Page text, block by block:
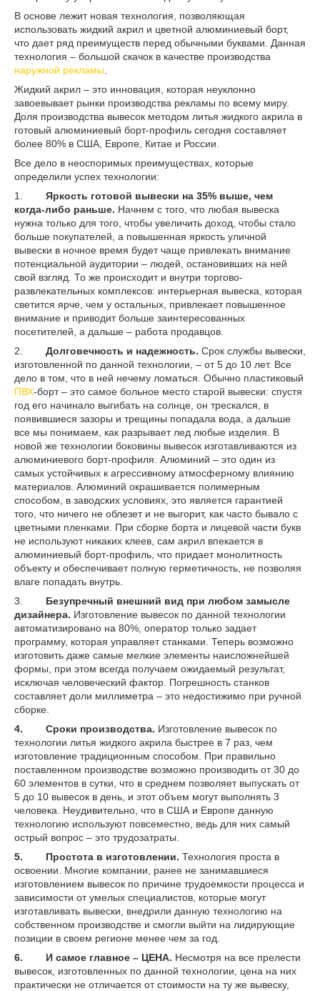
В основе лежит новая технология, позволяющая
использовать жидкий акрил и цветной алюминиевый борт,
что дает ряд преимуществ перед обычными буквами. Данная
технология – большой скачок в качестве производства
наружной рекламы
Жидкий акрил – это инновация, которая неуклонно
завоевывает рынки производства рекламы по всему миру.
Доля производства вывесок методом литья жидкого акрила в
готовый алюминиевый борт-профиль сегодня составляет
более 80% в США, Европе, Китае и России.
Все дело в неоспоримых преимуществах, которые
определили успех технологии:
1.
Яркость готовой вывески на 35% выше, чем
когда-либо раньше. Начнем с того, что любая вывеска
нужна только для того, чтобы увеличить доход, чтобы стало
больше покупателей, а повышенная яркость уличной
вывески в ночное время будет чаще привлекать внимание
потенциальной аудитории – людей, остановивших на ней
свой взгляд. То же происходит и внутри торгово-
развлекательных комплексов: интерьерная вывеска, которая
светится ярче, чем у остальных, привлекает повышенное
внимание и приводит больше заинтересованных
посетителей, а дальше – работа продавцов.
2.
Долговечность и надежность. Срок службы вывески,
изготовленной по данной технологии, – от 5 до 10 лет. Все
дело в том, что в ней нечему ломаться. Обычно пластиковый
ПВХ-борт – это самое больное место старой вывески: спустя
год его начинало выгибать на солнце, он трескался, в
появившиеся зазоры и трещины попадала вода, а дальше
все мы понимаем, как разрывает лед любые изделия. В
новой же технологии боковины вывесок изготавливаются из
алюминиевого борт-профиля. Алюминий – это один из
самых устойчивых к агрессивному атмосферному влиянию
материалов. Алюминий окрашивается полимерным
способом, в заводских условиях, это является гарантией
того, что ничего не облезет и не выгорит, как часто бывало с
цветными пленками. При сборке борта и лицевой части букв
не используют никаких клеев, сам акрил впекается в
алюминиевый борт-профиль, что придает монолитность
объекту и обеспечивает полную герметичность, не позволяя
влаге попадать внутрь.
3.
Безупречный внешний вид при любом замысле
дизайнера. Изготовление вывесок по данной технологии
автоматизировано на 80%, оператор только задает
программу, которая управляет станками. Теперь возможно
изготовить даже самые мелкие элементы наисложнейшей
формы, при этом всегда получаем ожидаемый результат,
исключая человеческий фактор. Погрешность станков
составляет доли миллиметра – это недостижимо при ручной
сборке.
4.
Сроки производства. Изготовление вывесок по
технологии литья жидкого акрила быстрее в 7 раз, чем
изготовление традиционным способом. При правильно
поставленном производстве возможно производить от 30 до
60 элементов в сутки, что в среднем позволяет выпускать от
5 до 10 вывесок в день, и этот объем могут выполнять 3
человека. Неудивительно, что в США и Европе данную
технологию используют повсеместно, ведь для них самый
острый вопрос – это трудозатраты.
5.
Простота в изготовлении. Технология проста в
освоении. Многие компании, ранее не занимавшиеся
изготовлением вывесок по причине трудоемкости процесса и
зависимости от умелых специалистов, которые могут
изготавливать вывески, внедрили данную технологию на
собственном производстве и смогли выйти на лидирующие
позиции в своем регионе менее чем за год.
6.
И самое главное – ЦЕНА. Несмотря на все прелести
вывесок, изготовленных по данной технологии, цена на них
практически не отличается от стоимости на ту же вывеску,